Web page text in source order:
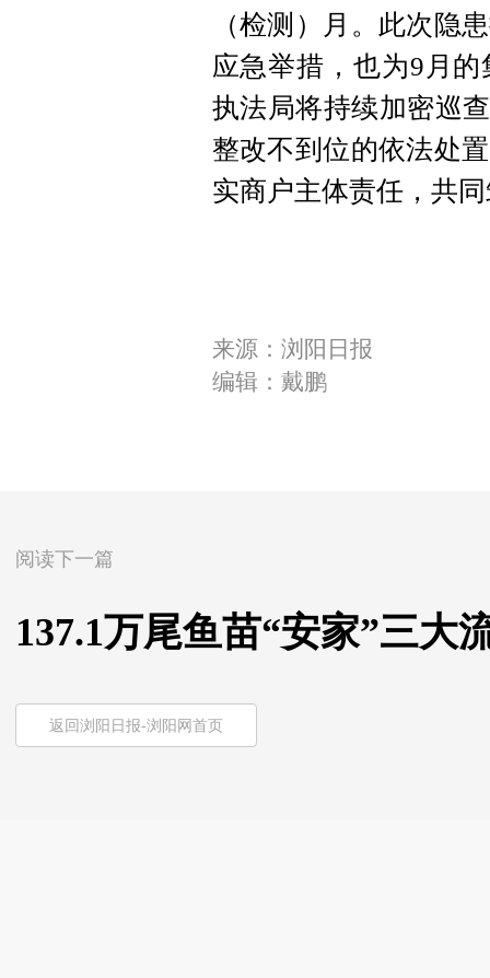
（检测）月。此次隐
应急举措，也为9月
执法局将持续加密巡
整改不到位的依法处
实商户主体责任，共
来源：浏阳日报
编辑：戴鹏
阅读下一篇
137.1万尾鱼苗“安家”三大
返回浏阳日报-浏阳网首页